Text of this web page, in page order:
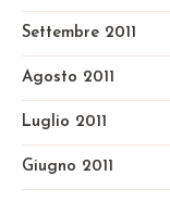
Settembre 2011
Agosto 2011
Luglio 2011
Giugno 2011